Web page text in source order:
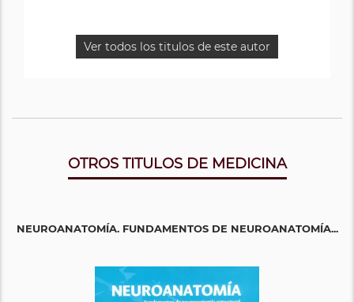
Ver todos los titulos de este autor
OTROS TITULOS DE MEDICINA
NEUROANATOMÍA. FUNDAMENTOS DE NEUROANATOMÍA...